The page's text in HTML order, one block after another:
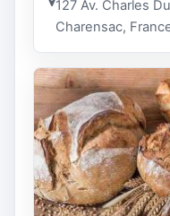
127 Av. Charles
Charensac,